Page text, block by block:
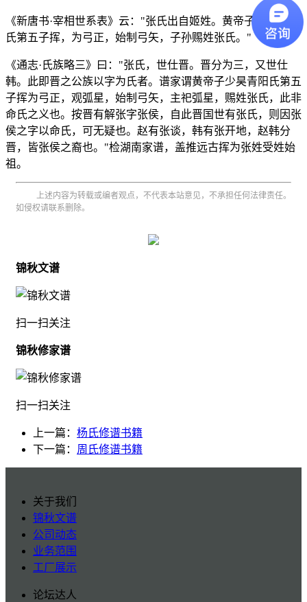
《新唐书·宰相世系表》云："张氏出自姬姓。黄帝子少昊青阳
氏第五子挥，为弓正，始制弓矢，子孙赐姓张氏。"
《通志·氏族略三》曰："张氏，世仕晋。晋分为三，又世仕
韩。此即晋之公族以字为氏者。谱家谓黄帝子少昊青阳氏第五
子挥为弓正，观弧星，始制弓矢，主祀弧星，赐姓张氏，此非
命氏之义也。按晋有解张字张侯，自此晋国世有张氏，则因张
侯之字以命氏，可无疑也。赵有张谈，韩有张开地，赵韩分
晋，皆张侯之裔也。"检湖南家谱，盖推远古挥为张姓受姓始
祖。
上述内容为转载或编者观点，不代表本站意见，不承担任何法律责任。
如侵权请联系删除。
锦秋文谱
扫一扫关注
锦秋修家谱
扫一扫关注
上一篇： 杨氏修谱书籍
下一篇： 周氏修谱书籍
关于我们
锦秋文谱
公司动态
业务范围
工厂展示
论坛达人